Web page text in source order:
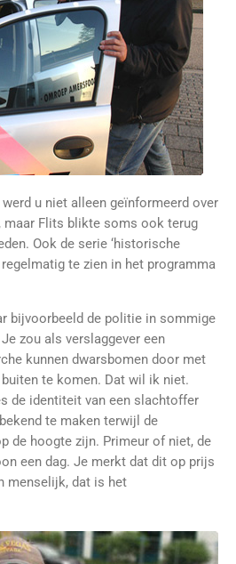
u niet alleen geïnformeerd over
maar Flits blikte soms ook terug
Ook de serie ‘historische
regelmatig te zien in het programma
bijvoorbeeld de politie in sommige
zou als verslaggever een
kunnen dwarsbomen door met
buiten te komen. Dat wil ik niet.
de identiteit van een slachtoffer
te maken terwijl de
de hoogte zijn. Primeur of niet, de
een dag. Je merkt dat dit op prijs
menselijk, dat is het